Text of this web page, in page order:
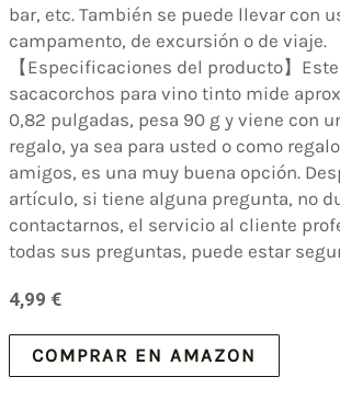
bar, etc. También se puede llevar con
campamento, de excursión o de viaje.
【Especificaciones del producto】
sacacorchos para vino tinto mide
0,82 pulgadas, pesa 90 g y viene con
regalo, ya sea para usted o como
amigos, es una muy buena opción.
artículo, si tiene alguna pregunta, no
contactarnos, el servicio al cliente
todas sus preguntas, puede estar
4,99 €
COMPRAR EN AMAZON